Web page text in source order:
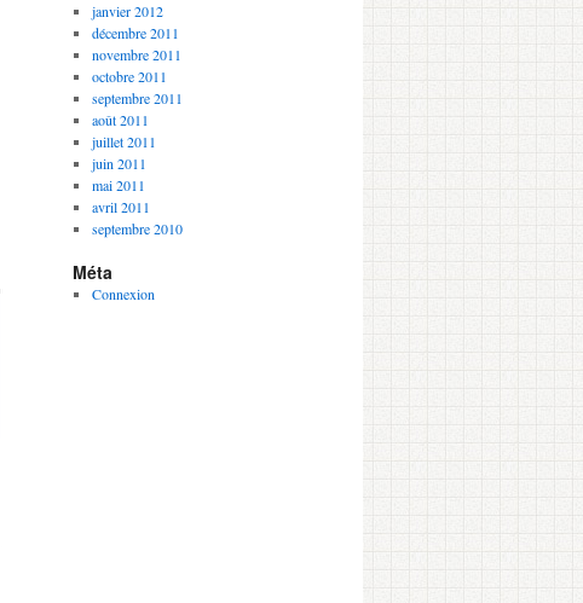
janvier 2012
décembre 2011
novembre 2011
octobre 2011
septembre 2011
août 2011
juillet 2011
juin 2011
mai 2011
avril 2011
septembre 2010
Méta
Connexion